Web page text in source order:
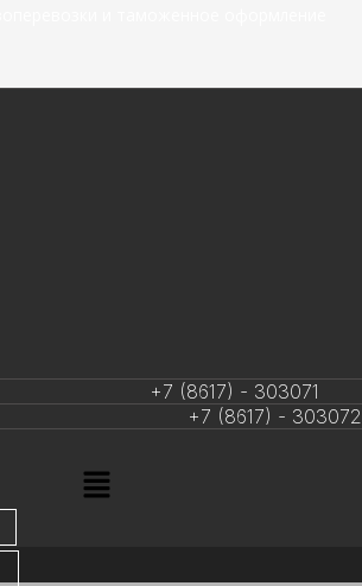
+7 (8617) - 303071
+7 (8617) - 303072
Меню